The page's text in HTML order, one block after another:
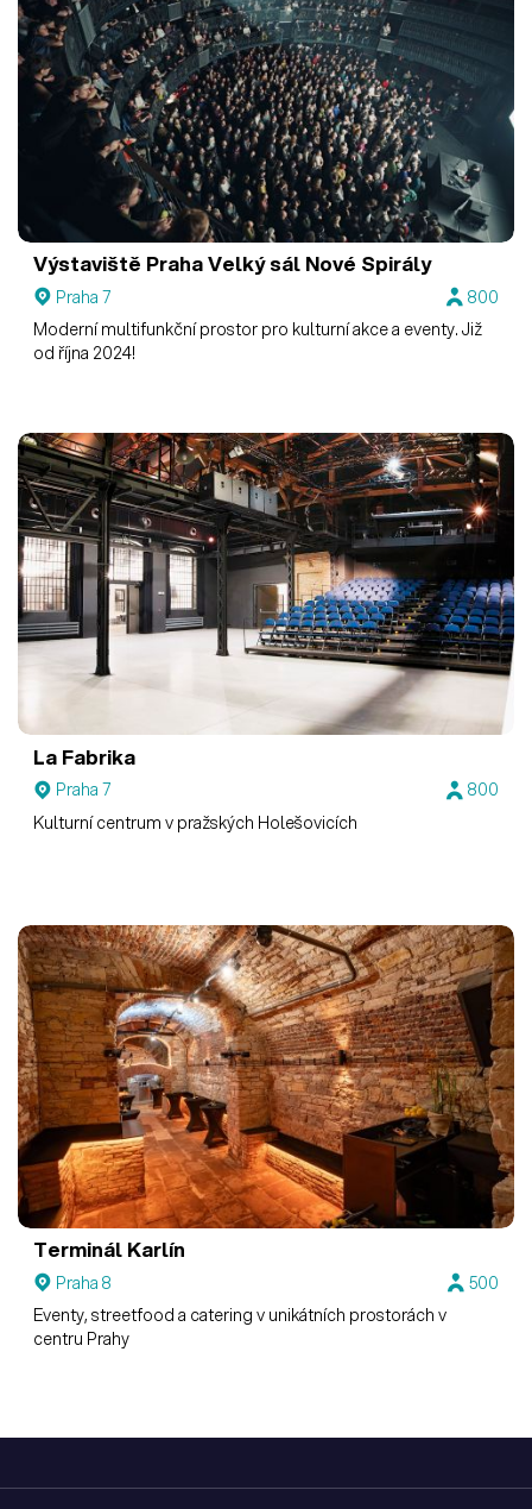
Výstaviště PrahaVelký sál Nové Spirály
Praha 7
800
Moderní multifunkční prostor pro kulturní akce a eventy. Již
od října 2024!
La Fabrika
Praha 7
800
Kulturní centrum v pražských Holešovicích
Terminál Karlín
Praha 8
500
Eventy, streetfood a catering v unikátních prostorách v
centru Prahy